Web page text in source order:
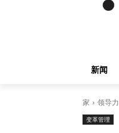
新闻
家 领导力
变革管理